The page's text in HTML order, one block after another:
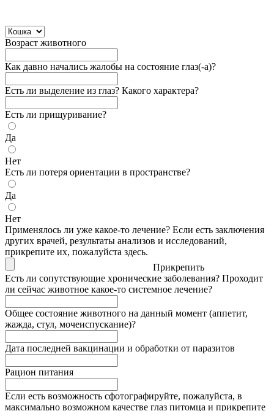
Возраст животного
Как давно начались жалобы на состояние глаз(-а)?
Есть ли выделение из глаз? Какого характера?
Есть ли прищуривание?
Да
Нет
Есть ли потеря ориентации в пространстве?
Да
Нет
Применялось ли уже какое-то лечение? Если есть заключения
других врачей, результаты анализов и исследований,
прикрепите их, пожалуйста здесь.
Прикрепить
Есть ли сопутствующие хронические заболевания? Проходит
ли сейчас животное какое-то системное лечение?
Общее состояние животного на данный момент (аппетит,
жажда, стул, мочеиспускание)?
Дата последней вакцинации и обработки от паразитов
Рацион питания
Если есть возможность сфотографируйте, пожалуйста, в
максимально возможном качестве глаз питомца и прикрепите